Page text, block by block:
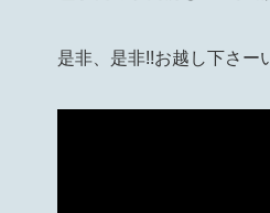
是非、是非!!お越し下さー